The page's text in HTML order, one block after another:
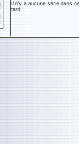
Il n'y a aucune série dans
tard.